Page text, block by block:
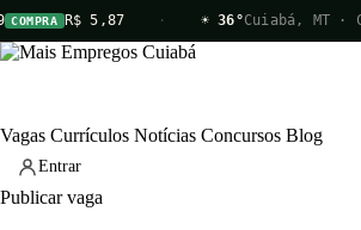
5,87 · ☀ 36° Cuiabá, MT · Céu limpo
Vagas Currículos Notícias Concursos Blog
Entrar
Publicar vaga